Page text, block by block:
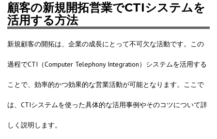
顧客の新規開拓営業でCTIシステムを
活用する方法
新規顧客の開拓は、企業の成長にとって不可欠な活動です。この
過程でCTI（Computer Telephony Integration）システムを活用する
ことで、効率的かつ効果的な営業活動が可能となります。ここで
は、CTIシステムを使った具体的な活用事例やそのコツについて詳
しく説明します。